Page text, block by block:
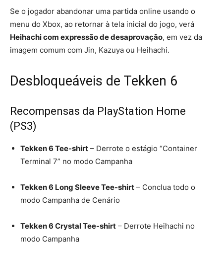
Se o jogador abandonar uma partida online usando o
menu do Xbox, ao retornar à tela inicial do jogo, verá
Heihachi com expressão de desaprovação, em vez da
imagem comum com Jin, Kazuya ou Heihachi.
Desbloqueáveis de Tekken 6
Recompensas da PlayStation Home
(PS3)
Tekken 6 Tee-shirt – Derrote o estágio “Container
Terminal 7” no modo Campanha
Tekken 6 Long Sleeve Tee-shirt – Conclua todo o
modo Campanha de Cenário
Tekken 6 Crystal Tee-shirt – Derrote Heihachi no
modo Campanha